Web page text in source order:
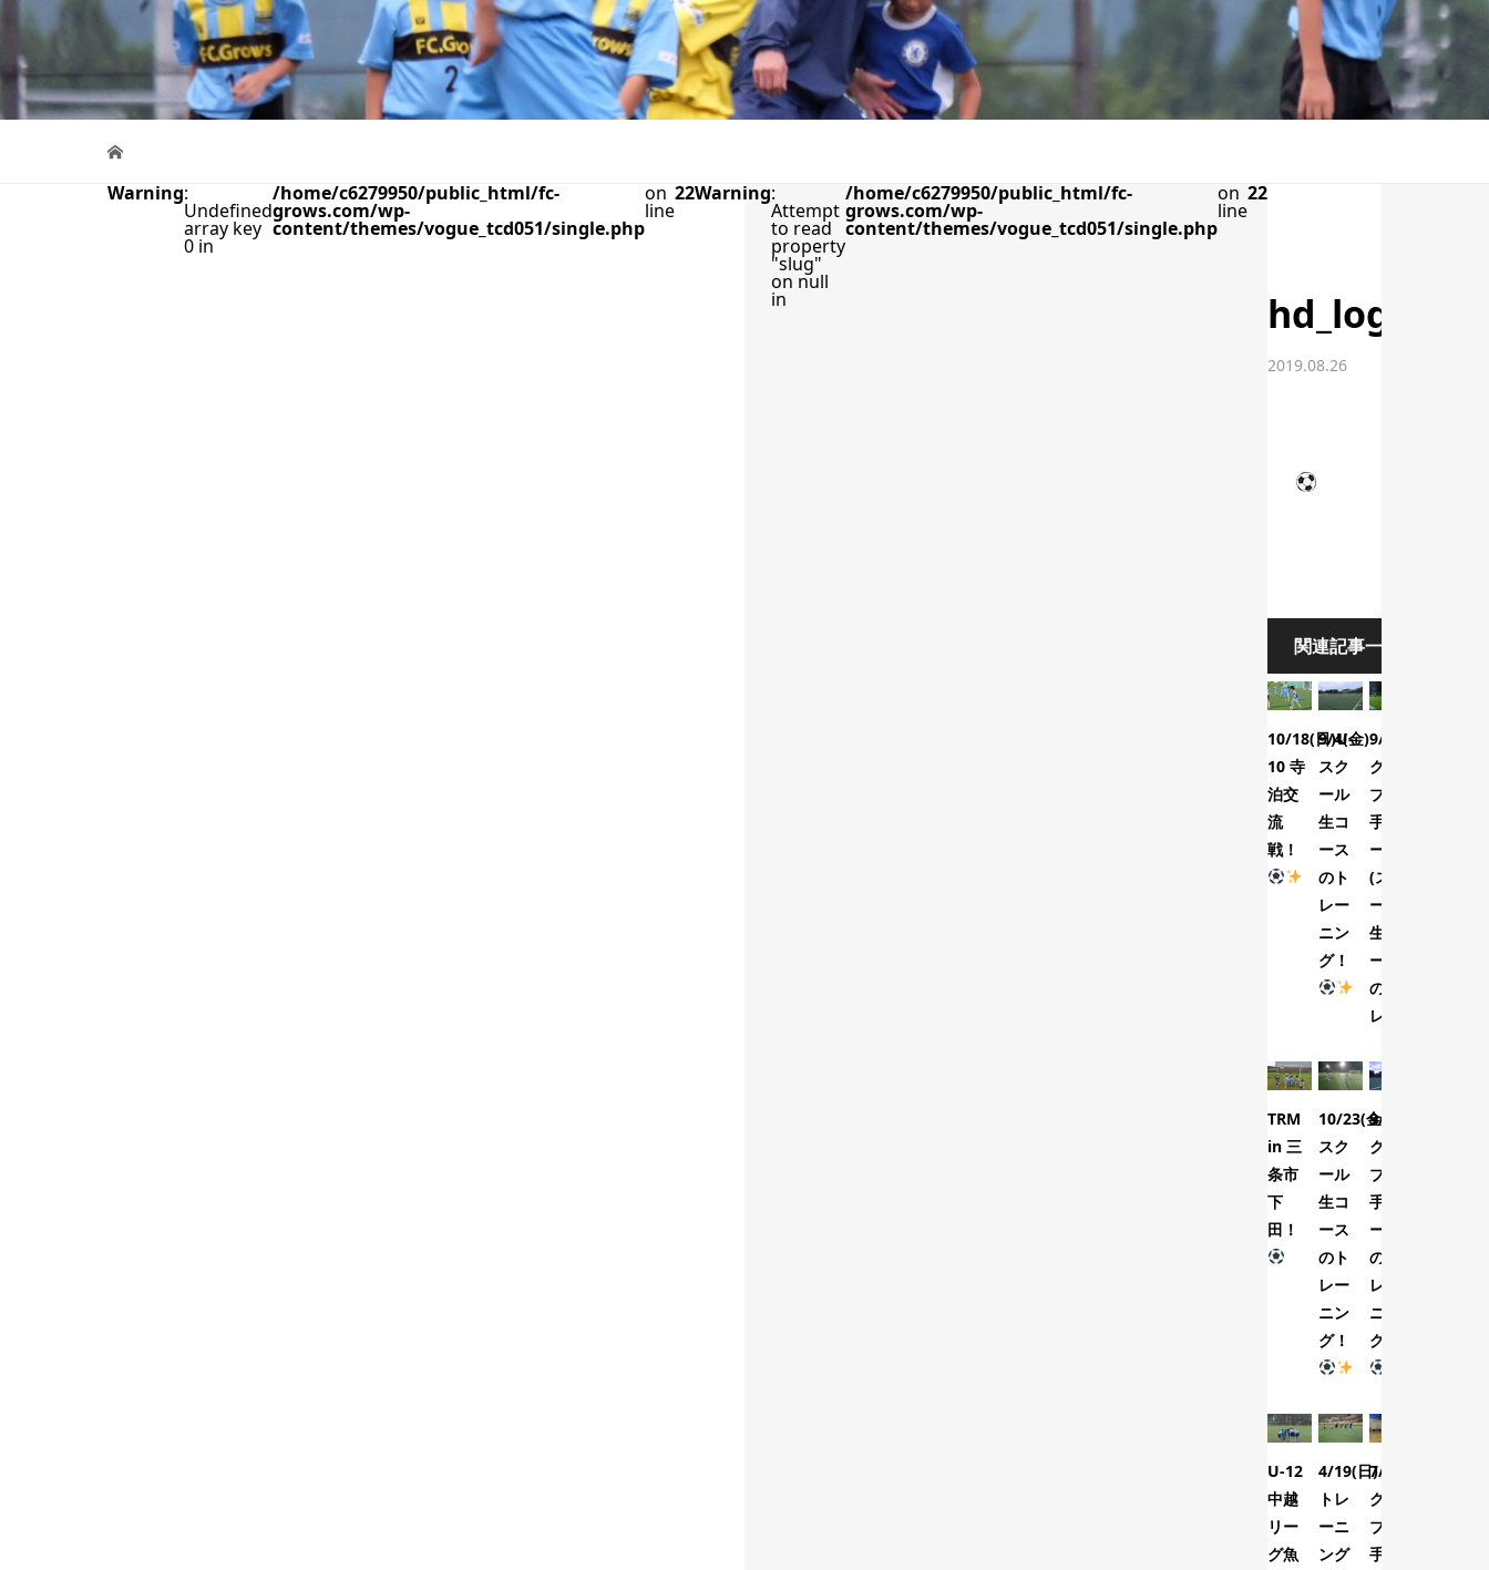
Warning:
Undefined
array key
0 in
/home/c6279950/public_html/fc-
grows.com/wp-
content/themes/vogue_tcd051/single.php
on
line
22Warning:
Attempt
to read
property
"slug"
on null
in
/home/c6279950/public_html/fc-
grows.com/wp-
content/themes/vogue_tcd051/single.php
on
line
22
hd_logo
2019.08.26
関連記事一
覧
10/18(日)U-
10 寺
泊交
流
戦！
9/4(金)
スク
ール
生コ
ース
のト
レー
ニン
グ！
9/29(火)
クラ
ブ選
手コ
ース
(スク
ール
生コ
ース)
のト
レ...
TRM
in 三
条市
下
田！
10/23(金)
スク
ール
生コ
ース
のト
レー
ニン
グ！
9/7(月)
クラ
ブ選
手コ
ース
のト
レー
ニン
グ！
U-12
中越
リー
グ魚
4/19(日)
トレ
ーニ
ング
7/28(火)
クラ
ブ選
手コ